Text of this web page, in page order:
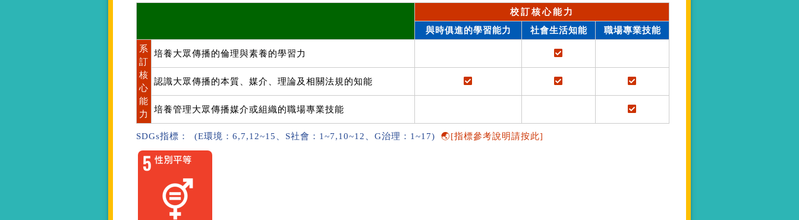
校訂核心能力
與時俱進的學習能力
社會生活知能
職場專業技能
系
訂
核
心
能
力
培養大眾傳播的倫理與素養的學習力
認識大眾傳播的本質、媒介、理論及相關法規的知能
培養管理大眾傳播媒介或組織的職場專業技能
SDGs指標： (E環境：6,7,12~15、S社會：1~7,10~12、G治理：1~17) 🌏[指標參考說明請按此]